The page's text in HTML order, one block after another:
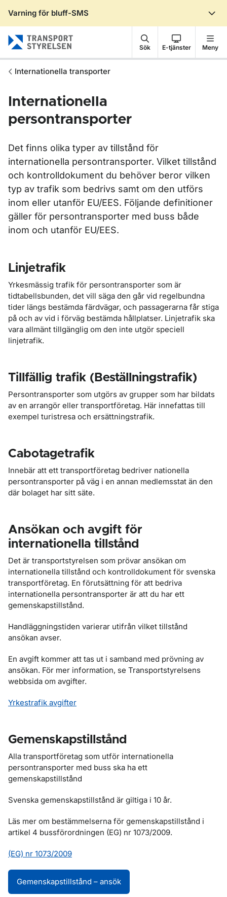
Varning för bluff-SMS
Sök E-tjänster Meny
Internationella transporter
Internationella
persontransporter
Det finns olika typer av tillstånd för
internationella persontransporter. Vilket tillstånd
och kontrolldokument du behöver beror vilken
typ av trafik som bedrivs samt om den utförs
inom eller utanför EU/EES. Följande definitioner
gäller för persontransporter med buss både
inom och utanför EU/EES.
Linjetrafik
Yrkesmässig trafik för persontransporter som är
tidtabellsbunden, det vill säga den går vid regelbundna
tider längs bestämda färdvägar, och passagerarna får stiga
på och av vid i förväg bestämda hållplatser. Linjetrafik ska
vara allmänt tillgänglig om den inte utgör speciell
linjetrafik.
Tillfällig trafik (Beställningstrafik)
Persontransporter som utgörs av grupper som har bildats
av en arrangör eller transportföretag. Här innefattas till
exempel turistresa och ersättningstrafik.
Cabotagetrafik
Innebär att ett transportföretag bedriver nationella
persontransporter på väg i en annan medlemsstat än den
där bolaget har sitt säte.
Ansökan och avgift för
internationella tillstånd
Det är transportstyrelsen som prövar ansökan om
internationella tillstånd och kontrolldokument för svenska
transportföretag. En förutsättning för att bedriva
internationella persontransporter är att du har ett
gemenskapstillstånd.
Handläggningstiden varierar utifrån vilket tillstånd
ansökan avser.
En avgift kommer att tas ut i samband med prövning av
ansökan. För mer information, se Transportstyrelsens
webbsida om avgifter.
Yrkestrafik avgifter
Gemenskapstillstånd
Alla transportföretag som utför internationella
persontransporter med buss ska ha ett
gemenskapstillstånd
Svenska gemenskapstillstånd är giltiga i 10 år.
Läs mer om bestämmelserna för gemenskapstillstånd i
artikel 4 bussförordningen (EG) nr 1073/2009.
(EG) nr 1073/2009
Gemenskapstillstånd – ansök